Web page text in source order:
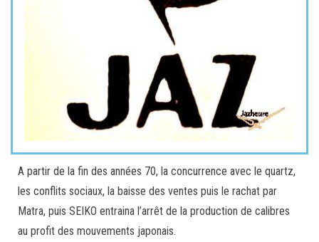
A partir de la fin des années 70, la concurrence avec le quartz,
les conflits sociaux, la baisse des ventes puis le rachat par
Matra, puis SEIKO entraina l’arrêt de la production de calibres
au profit des mouvements japonais.